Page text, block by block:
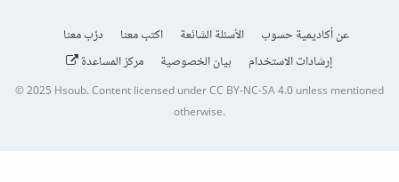
عن أكاديمية حسوب الأسئلة الشائعة اكتب معنا
درّب معنا
إرشادات الاستخدام
بيان الخصوصية مركز المساعدة
© 2025Hsoub.Content licensed underCC BY-NC-SA 4.0unless mentioned
otherwise.